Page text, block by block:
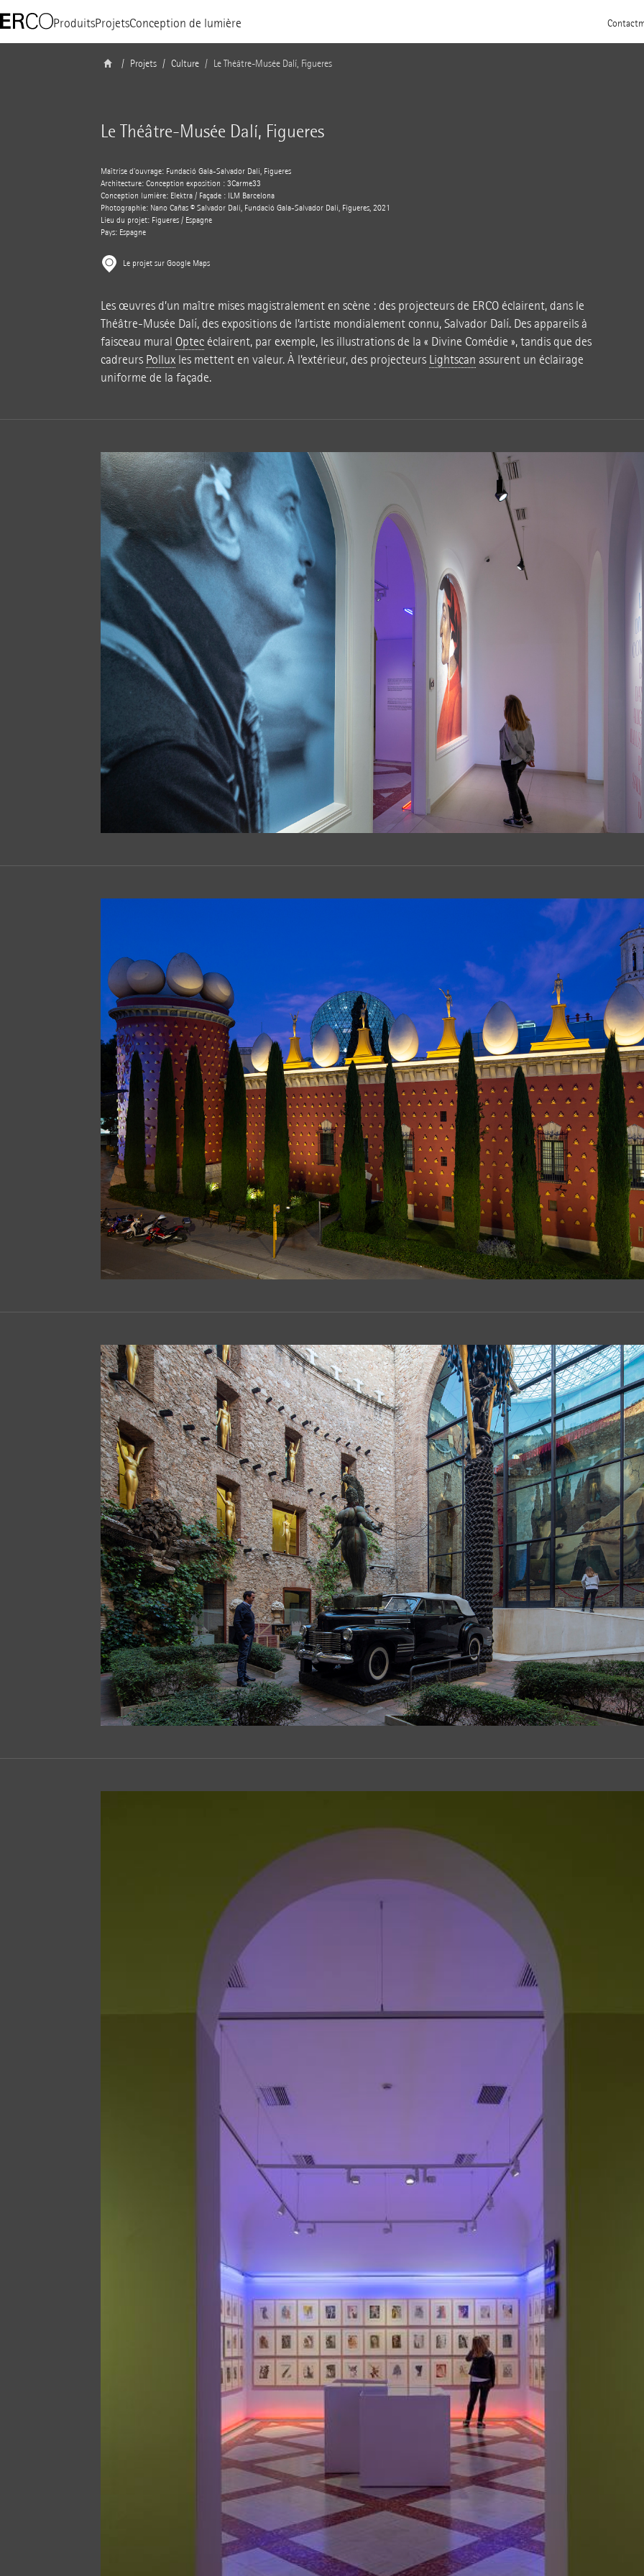
ProduitsProjetsConception de lumière Contact
Projets Culture Le Théâtre-Musée Dalí, Figueres
Le Théâtre-Musée Dalí, Figueres
Maîtrise d’ouvrage: Fundació Gala-Salvador Dalí, Figueres
Architecture: Conception exposition : 3Carme33
Conception lumière: Elektra / Façade : ILM Barcelona
Photographie: Nano Cañas © Salvador Dalí, Fundació Gala-Salvador Dalí, Figueres, 2021
Lieu du projet: Figueres / Espagne
Pays: Espagne
Le projet sur Google Maps
Les œuvres d’un maître mises magistralement en scène : des projecteurs de ERCO éclairent, dans le
Théâtre-Musée Dalí, des expositions de l’artiste mondialement connu, Salvador Dalí. Des appareils à
faisceau mural Optecéclairent, par exemple, les illustrations de la « Divine Comédie », tandis que des
cadreurs Polluxles mettent en valeur. À l’extérieur, des projecteurs Lightscan assurent un éclairage
uniforme de la façade.